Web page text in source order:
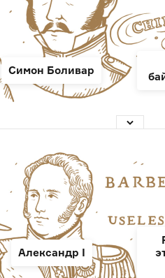
Симон Боливар
Александр I